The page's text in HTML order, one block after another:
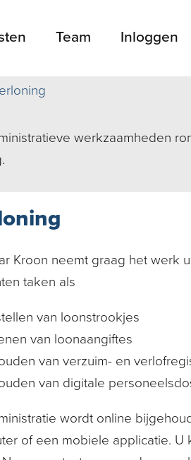
Team Inloggen
werkzaamheden
Kroon neemt graag het werk
taken als
van loonstrookjes
van loonaangiftes
van verzuim- en
van digitale
wordt online
of een mobiele applicatie.